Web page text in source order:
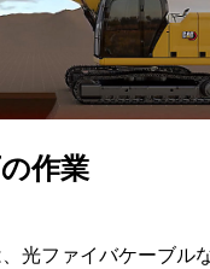
作業
光ファイバケーブル